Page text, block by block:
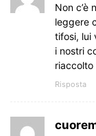
Non c’è
leggere
tifosi, lui
i nostri
riaccolto
Risposta